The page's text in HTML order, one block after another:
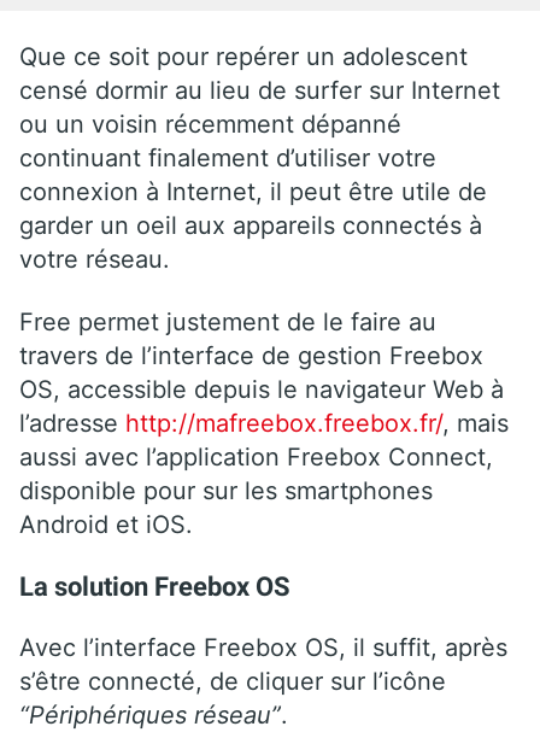
Que ce soit pour repérer un adolescent
censé dormir au lieu de surfer sur Internet
ou un voisin récemment dépanné
continuant finalement d’utiliser votre
connexion à Internet, il peut être utile de
garder un oeil aux appareils connectés à
votre réseau.
Free permet justement de le faire au
travers de l’interface de gestion Freebox
OS, accessible depuis le navigateur Web à
l’adresse http://mafreebox.freebox.fr/, mais
aussi avec l’application Freebox Connect,
disponible pour sur les smartphones
Android et iOS.
La solution Freebox OS
Avec l’interface Freebox OS, il suffit, après
s’être connecté, de cliquer sur l’icône
“Périphériques réseau”.